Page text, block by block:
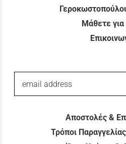
Μάθετε
email address
Αποστολές &
Τρόποι